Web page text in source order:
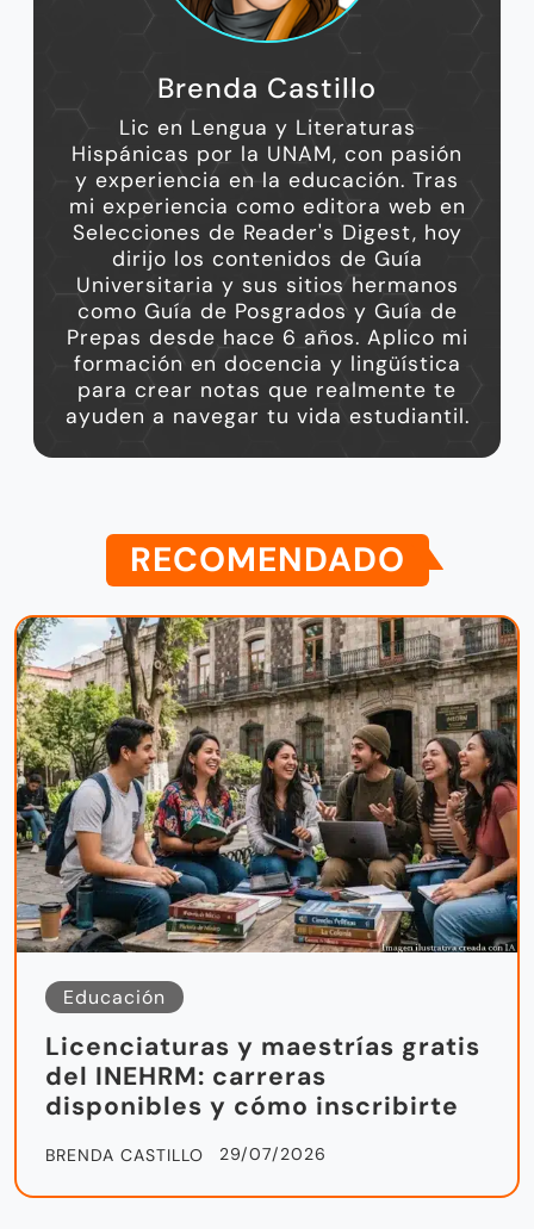
Brenda Castillo
Lic en Lengua y Literaturas
Hispánicas por la UNAM, con pasión
y experiencia en la educación. Tras
mi experiencia como editora web en
Selecciones de Reader's Digest, hoy
dirijo los contenidos de Guía
Universitaria y sus sitios hermanos
como Guía de Posgrados y Guía de
Prepas desde hace 6 años. Aplico mi
formación en docencia y lingüística
para crear notas que realmente te
ayuden a navegar tu vida estudiantil.
RECOMENDADO
Educación
Licenciaturas y maestrías gratis
del INEHRM: carreras
disponibles y cómo inscribirte
BRENDA CASTILLO 29/07/2026